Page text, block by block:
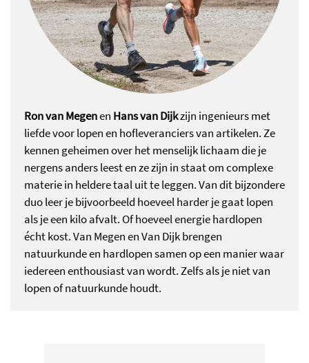
Ron van Megenen Hans van Dijkzijn ingenieurs met
liefde voor lopen en hofleveranciers van artikelen. Ze
kennen geheimen over het menselijk lichaam die je
nergens anders leest en ze zijn in staat om complexe
materie in heldere taal uit te leggen. Van dit bijzondere
duo leer je bijvoorbeeld hoeveel harder je gaat lopen
als je een kilo afvalt. Of hoeveel energie hardlopen
écht kost. Van Megen en Van Dijk brengen
natuurkunde en hardlopen samen op een manier waar
iedereen enthousiast van wordt. Zelfs als je niet van
lopen of natuurkunde houdt.